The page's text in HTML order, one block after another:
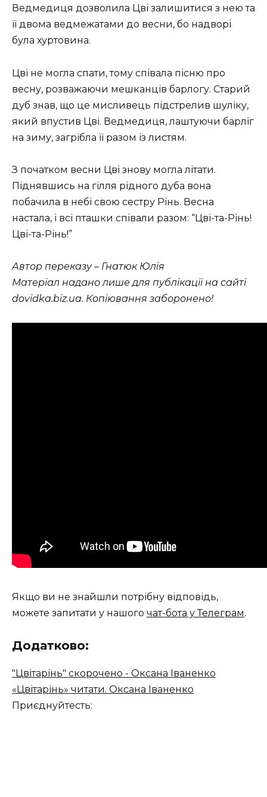
Ведмедиця дозволила Цві залишитися з нею та
її двома ведмежатами до весни, бо надворі
була хуртовина.
Цві не могла спати, тому співала пісню про
весну, розважаючи мешканців барлогу. Старий
дуб знав, що це мисливець підстрелив шуліку,
який впустив Цві. Ведмедиця, лаштуючи барліг
на зиму, загрібла її разом із листям.
З початком весни Цві знову могла літати.
Піднявшись на гілля рідного дуба вона
побачила в небі свою сестру Рінь. Весна
настала, і всі пташки співали разом: “Цві-та-Рінь!
Цві-та-Рінь!”
Автор переказу – Гнатюк Юлія
Матеріал надано лише для публікації на сайті
dovidka.biz.ua. Копіювання заборонено!
Якщо ви не знайшли потрібну відповідь,
можете запитати у нашого чат-бота у Телеграм.
Додатково:
"Цвітарінь" скорочено - Оксана Іваненко
«Цвітарінь» читати. Оксана Іваненко
Приєднуйтесть: